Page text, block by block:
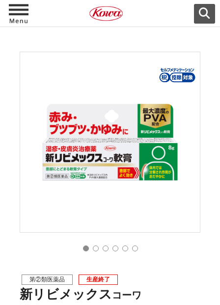
第②類医薬品 生産終了
新リビメックス コーワ